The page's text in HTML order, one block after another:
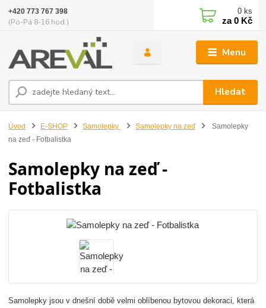
Menu
Hledat
+420 773 767 398
(Po-Pá 8-16 hod.)
0 ks
za0 Kč
Úvod E-SHOP Samolepky Samolepky na zeď
Samolepky
na zeď - Fotbalistka
Samolepky na zeď -
Fotbalistka
Samolepky jsou v dnešní době velmi oblíbenou bytovou dekoraci, která